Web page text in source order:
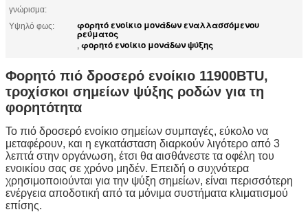
γνώρισμα:
Υψηλό φως: φορητό ενοίκιο μονάδων εναλλασσόμενου
ρεύματος
, φορητό ενοίκιο μονάδων ψύξης
Φορητό πιό δροσερό ενοίκιο 11900BTU,
τροχίσκοι σημείων ψύξης ροδών για τη
φορητότητα
Το πιό δροσερό ενοίκιο σημείων συμπαγές, εύκολο να
μεταφέρουν, και η εγκατάσταση διαρκούν λιγότερο από 3
λεπτά στην οργάνωση, έτσι θα αισθάνεστε τα οφέλη του
ενοικίου σας σε χρόνο μηδέν. Επειδή ο συχνότερα
χρησιμοποιούνται για την ψύξη σημείων, είναι περισσότερη
ενέργεια αποδοτική από τα μόνιμα συστήματα κλιματισμού
επίσης.